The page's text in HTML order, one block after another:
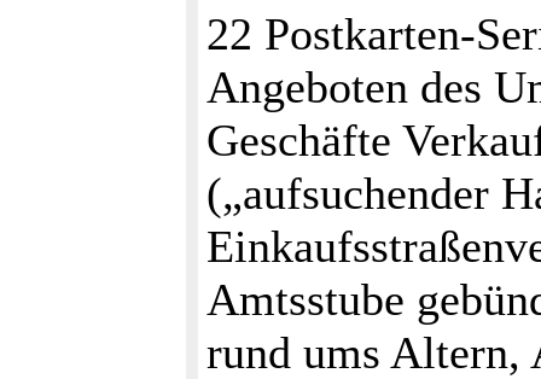
22 Postkarten-
Angeboten des
Geschäfte
(„aufsuchender
Amtsstube
rund ums Altern,